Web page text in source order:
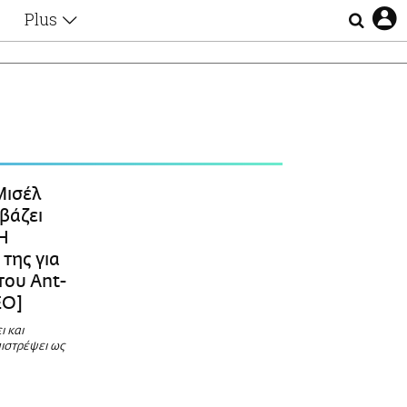
Plus
Οι Αθηναίοι
Απώλειες
Επιλογές
για
Ant-
και
ως